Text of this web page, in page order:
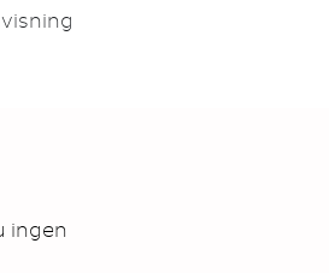
ingen